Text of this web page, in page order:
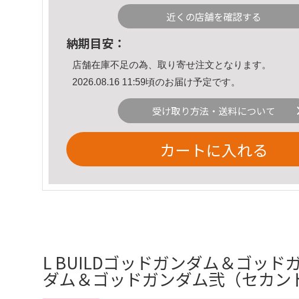
近くの店舗を確認する
納期目安：
店舗在庫不足の為、取り寄せ注文となります。
2026.08.16 11:59頃のお届け予定です。
受け取り方法・送料について
カートに入れる
L BUILDゴッドガンダム＆ゴッド
ダム＆ゴッドガンダム弐（セカン